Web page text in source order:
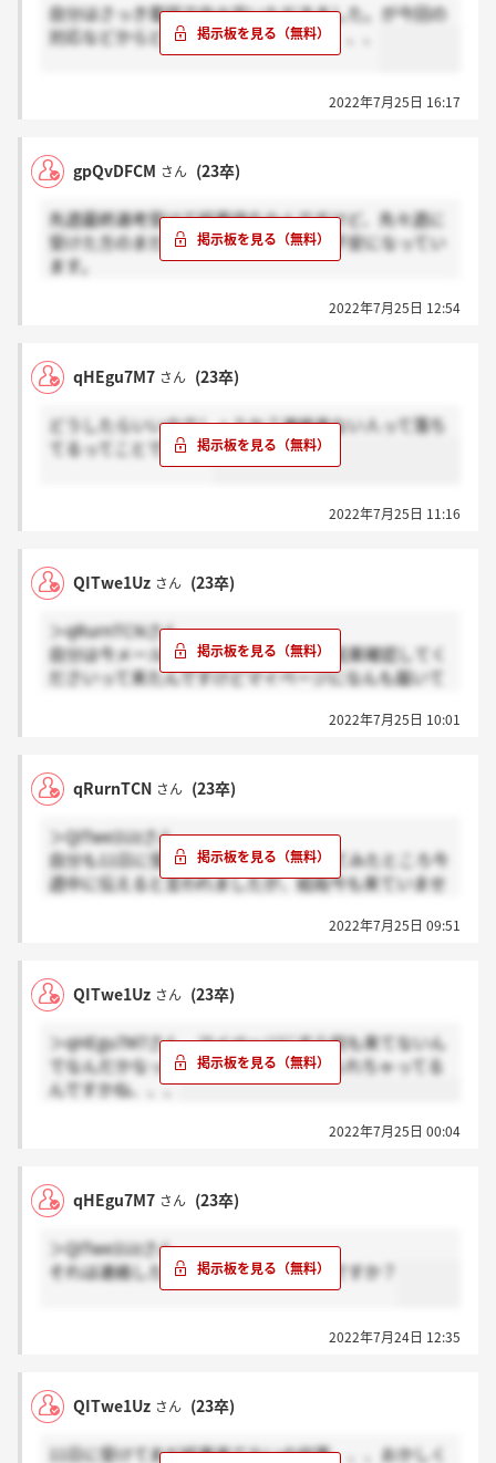
自分はさっき電話で内々定いただきました。が今回の
対応などからどうしようか考え中です、、、
2022年7月25日 16:17
gpQvDFCM さん (23卒)
先週最終選考受けて結果待ちなんですけど、先々週に
受けた方のまだ結果届いてない投稿で不安になってい
ます。
安になってしまいます。
2022年7月25日 12:54
qHEgu7M7 さん (23卒)
どうしたらいいのでしょうか？連絡来ない人って落ち
てるってことですか？
2022年7月25日 11:16
QITwe1Uz さん (23卒)
＞qRurnTCNさん
自分は今メールにてマイページの方で結果確認してく
ださいって来たんですけどマイページになんも届いて
2022年7月25日 10:01
qRurnTCN さん (23卒)
＞QITwe1Uzさん
自分も11日に受けました。先週連絡してみたところ今
週中に伝えると言われましたが、結局今も来ていませ
2022年7月25日 09:51
QITwe1Uz さん (23卒)
＞qHEgu7M7さん マイページにすら何も来てないん
でなんだかなって感じです、、、忘れられちゃってる
んですかね、、、
2022年7月25日 00:04
qHEgu7M7 さん (23卒)
＞QITwe1Uzさん
それは連絡したほうがいいんじゃないですか？
2022年7月24日 12:35
QITwe1Uz さん (23卒)
11日に受けてまだ結果来てないの何事、、、おかしく